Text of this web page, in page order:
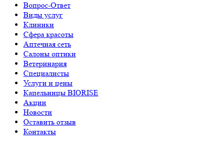
Вопрос-Ответ
Виды услуг
Клиники
Сфера красоты
Аптечная сеть
Салоны оптики
Ветеринария
Специалисты
Услуги и цены
Капельницы BIORISE
Акции
Новости
Оставить отзыв
Контакты